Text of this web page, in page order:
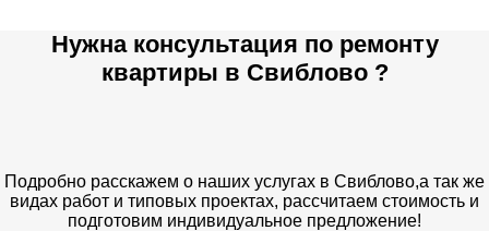
Нужна консультация по ремонту
квартиры в Свиблово ?
Подробно расскажем о наших услугах в Свиблово,а так же
видах работ и типовых проектах, рассчитаем стоимость и
подготовим индивидуальное предложение!